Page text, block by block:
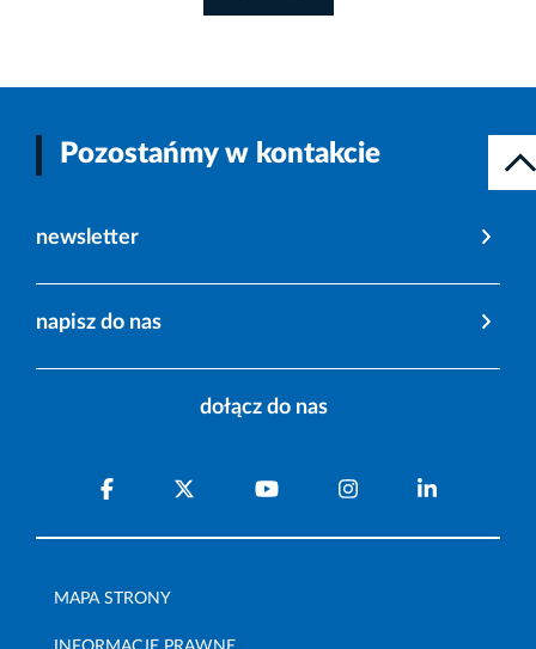
Pozostańmy w kontakcie
newsletter
napisz do nas
dołącz do nas
MAPA STRONY